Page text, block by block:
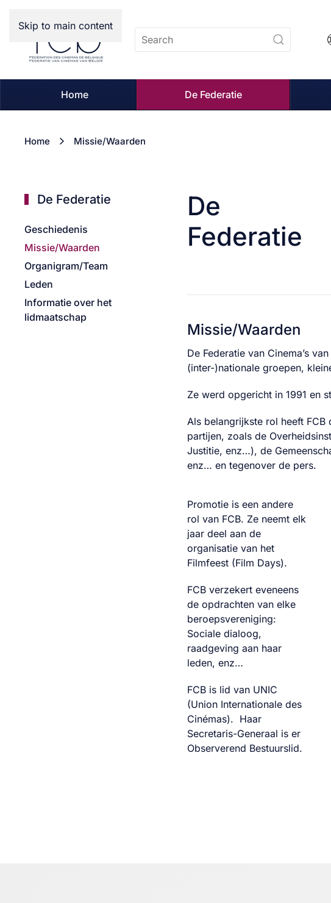
Skip to main content
Home De Federatie
Home Missie/Waarden
De
Federatie
Missie/Waarden
De Federatie van Cinema’s
(inter-)nationale groepen,
Ze werd opgericht in 1991 en
Als belangrijkste rol heeft
partijen, zoals de
Justitie, enz…), de
enz… en tegenover de pers.
Promotie is een andere
rol van FCB. Ze neemt elk
jaar deel aan de
organisatie van het
Filmfeest (Film Days).
FCB verzekert eveneens
de opdrachten van elke
beroepsvereniging:
Sociale dialoog,
raadgeving aan haar
leden, enz…
FCB is lid van UNIC
(Union Internationale des
Cinémas). Haar
Secretaris-Generaal is er
Observerend Bestuurslid.
De Federatie
Geschiedenis
Missie/Waarden
Organigram/Team
Leden
Informatie over het
lidmaatschap